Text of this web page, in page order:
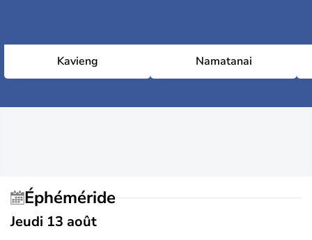
Kavieng Namatanai
Éphéméride
Jeudi 13 août